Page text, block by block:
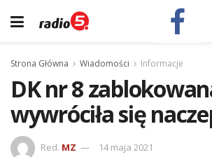
Strona Główna Wiadomości Informacje
DK nr 8
wywróciła się
Red. MZ 14 maja 2021